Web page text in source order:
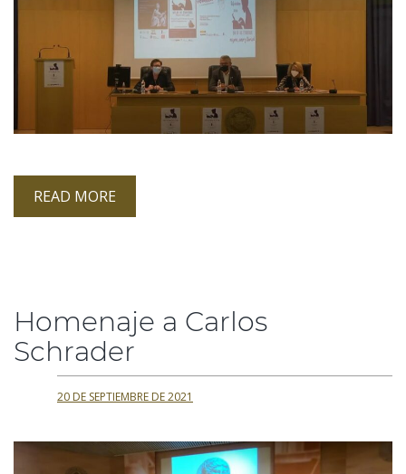
READ MORE
Homenaje a Carlos
Schrader
20 DE SEPTIEMBRE DE 2021